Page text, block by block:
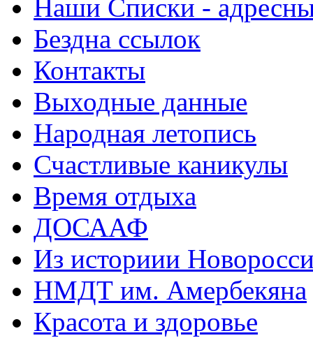
Наши Списки -
Бездна ссылок
Контакты
Выходные данные
Народная летопись
Счастливые каникулы
Время отдыха
ДОСААФ
Из историии
НМДТ им. Амербекяна
Красота и здоровье